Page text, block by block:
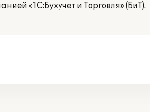
«1С:Бухучет и Торговля» (БиТ).